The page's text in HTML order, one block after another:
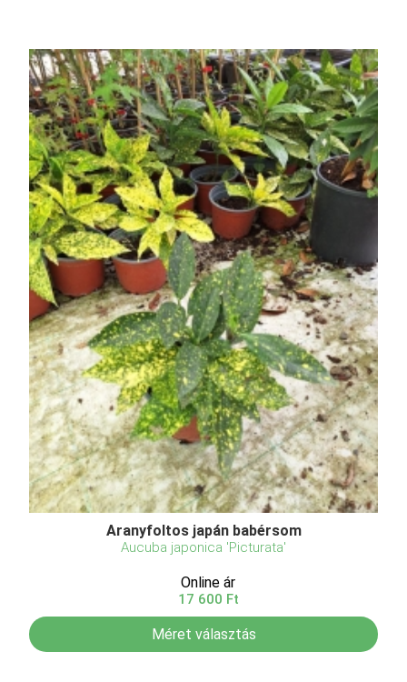
Aranyfoltos japán babérsom
Aucuba japonica 'Picturata'
Online ár
17 600 Ft
Méret választás